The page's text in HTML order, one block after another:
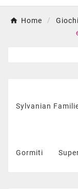
Home
Sylvanian
Gormiti